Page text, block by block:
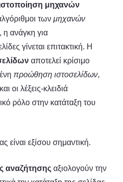
μηχανών
των μηχανών
η ανάγκη για
γίνεται επιτακτική. Η
αποτελεί κρίσιμο
προώθηση ιστοσελίδων,
οι λέξεις-κλειδιά
ρόλο στην κατάταξη του
είναι εξίσου σημαντική.
αναζήτησης αξιολογούν την